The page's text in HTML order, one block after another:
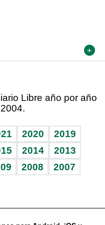
Libre año por año
2020
2019
2014
2013
2008
2007